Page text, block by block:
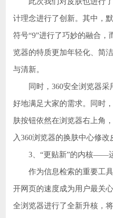
计理念进行了创新。其中，
符号“9”进行了巧妙的融合，
览器的特质更加年轻化、简
与清新。
同时，360安全浏览器采
好地满足大家的需求。同时
肤按钮依然在浏览器右上角
入360浏览器的换肤中心修改
3、“更贴新”的内核——运
作为信息检索的重要工具
开网页的速度成为用户最关
全浏览器进行了全新升核，将